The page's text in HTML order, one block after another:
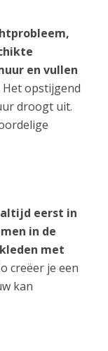
en vullen
Het opstijgend
droogt uit.
eerst in
in de
met
creëer je een
kan